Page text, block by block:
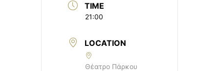
TIME
21:00
LOCATION
Θέατρο Πάρκου